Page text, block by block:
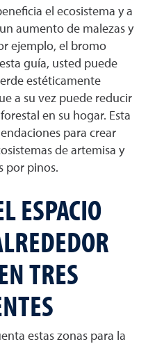
el ecosistema y a
aumento de malezas y
ejemplo, el bromo
guía, usted puede
estéticamente
a su vez puede reducir
en su hogar. Esta
para crear
de artemisa y
por pinos.
ESPACIO
TRES
estas zonas para la